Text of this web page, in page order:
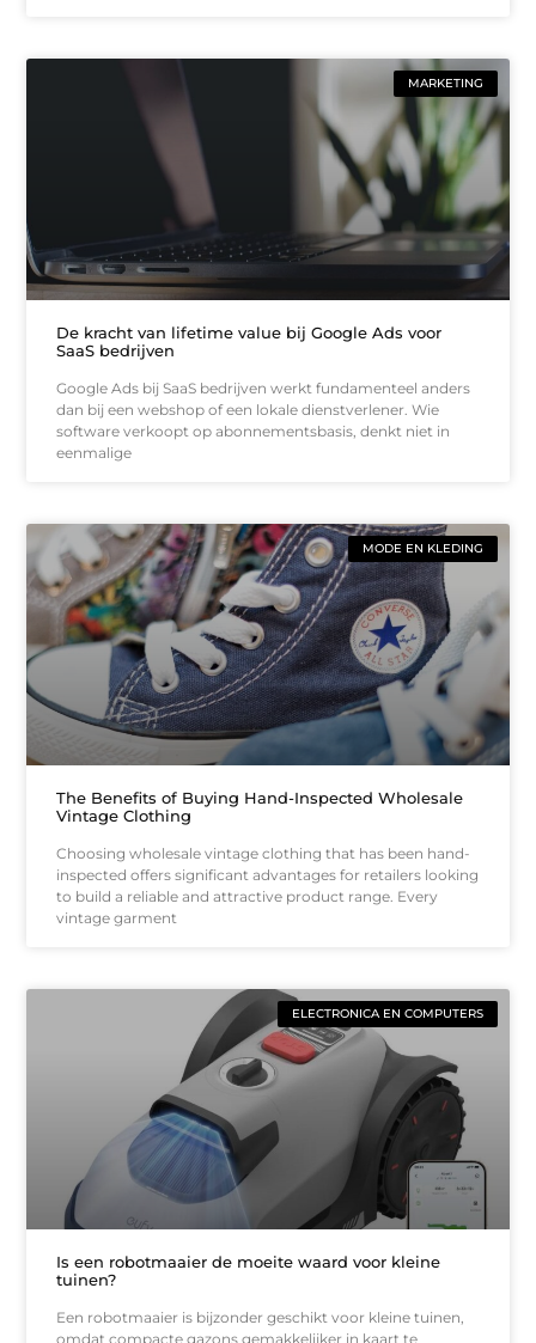
MARKETING
De kracht van lifetime value bij Google Ads voor
SaaS bedrijven
Google Ads bij SaaS bedrijven werkt fundamenteel anders
dan bij een webshop of een lokale dienstverlener. Wie
software verkoopt op abonnementsbasis, denkt niet in
eenmalige
MODE EN KLEDING
The Benefits of Buying Hand-Inspected Wholesale
Vintage Clothing
Choosing wholesale vintage clothing that has been hand-
inspected offers significant advantages for retailers looking
to build a reliable and attractive product range. Every
vintage garment
ELECTRONICA EN COMPUTERS
Is een robotmaaier de moeite waard voor kleine
tuinen?
Een robotmaaier is bijzonder geschikt voor kleine tuinen,
omdat compacte gazons gemakkelijker in kaart te